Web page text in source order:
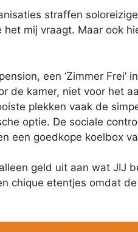
straffen
het mij vraagt. Maar ook
een ‘Zimmer Frei’
de kamer, niet voor het
plekken vaak de
optie. De sociale
een goedkope koelbox
geld uit aan wat JIJ
chique etentjes omdat